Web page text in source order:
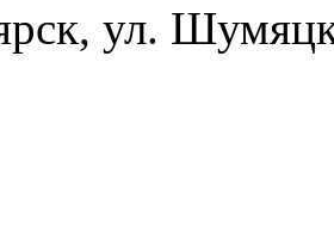
ул.